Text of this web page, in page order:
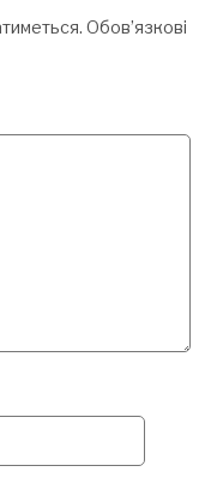
Обов’язкові